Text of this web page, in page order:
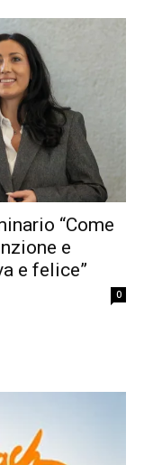
“Come
e
e felice”
0